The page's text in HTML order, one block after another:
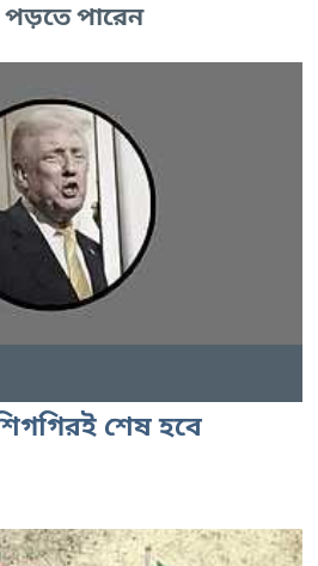
পারেন
শেষ হবে